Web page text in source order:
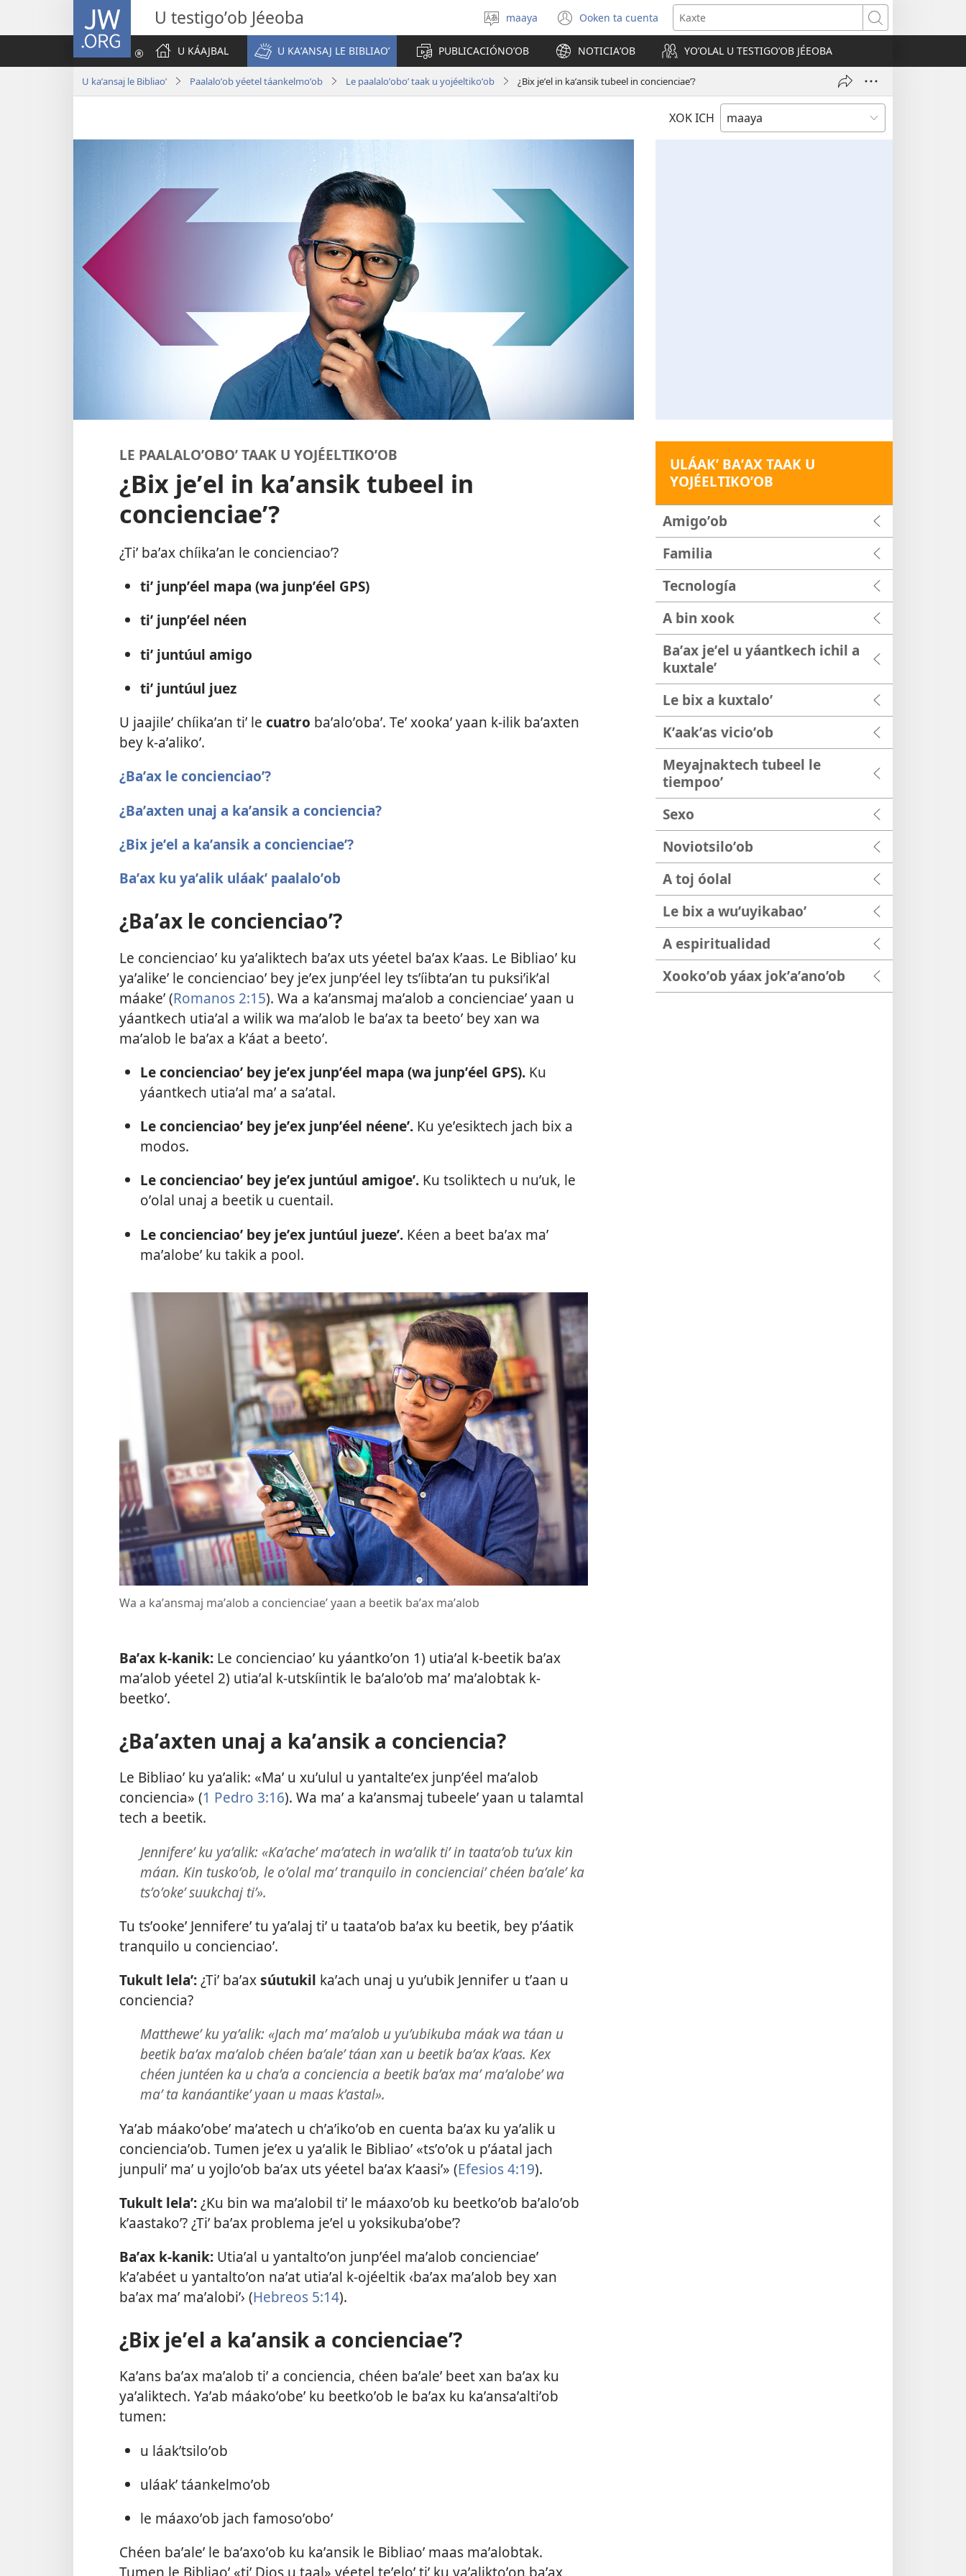
JW.ORG U testigoʼob Jéeoba
Yéey
u
idiomail
maaya Ooken ta cuenta
(opens
new
window)
Kaxte
U KÁAJBAL
U KAʼANSAJ LE BIBLIAOʼ PUBLICACIÓNOʼOB NOTICIAʼOB YOʼOLAL U TESTIGOʼOB JÉEOBA
U kaʼansaj le Bibliaoʼ Paalaloʼob yéetel táankelmoʼob Le paalaloʼoboʼ taak u yojéeltikoʼob ¿Bix jeʼel in kaʼansik tubeel in concienciaeʼ?
XOK ICH
LE PAALALOʼOBOʼ TAAK U YOJÉELTIKOʼOB
¿Bix jeʼel in kaʼansik tubeel in
concienciaeʼ?
¿Tiʼ baʼax chíikaʼan le concienciaoʼ?
tiʼ junpʼéel mapa (wa junpʼéel GPS)
tiʼ junpʼéel néen
tiʼ juntúul amigo
tiʼ juntúul juez
U jaajileʼ chíikaʼan tiʼ le cuatro baʼaloʼobaʼ. Teʼ xookaʼ yaan k-ilik baʼaxten
bey k-aʼalikoʼ.
¿Baʼax le concienciaoʼ?
¿Baʼaxten unaj a kaʼansik a conciencia?
¿Bix jeʼel a kaʼansik a concienciaeʼ?
Baʼax ku yaʼalik uláakʼ paalaloʼob
¿Baʼax le concienciaoʼ?
Le concienciaoʼ ku yaʼaliktech baʼax uts yéetel baʼax kʼaas. Le Bibliaoʼ ku
yaʼalikeʼ le concienciaoʼ bey jeʼex junpʼéel ley tsʼíibtaʼan tu puksiʼikʼal
máakeʼ (Romanos 2:15). Wa a kaʼansmaj maʼalob a concienciaeʼ yaan u
yáantkech utiaʼal a wilik wa maʼalob le baʼax ta beetoʼ bey xan wa
maʼalob le baʼax a kʼáat a beetoʼ.
Le concienciaoʼ bey jeʼex junpʼéel mapa (wa junpʼéel GPS).Ku
yáantkech utiaʼal maʼ a saʼatal.
Le concienciaoʼ bey jeʼex junpʼéel néeneʼ.Ku yeʼesiktech jach bix a
modos.
Le concienciaoʼ bey jeʼex juntúul amigoeʼ.Ku tsoliktech u nuʼuk, le
oʼolal unaj a beetik u cuentail.
Le concienciaoʼ bey jeʼex juntúul juezeʼ.Kéen a beet baʼax maʼ
maʼalobeʼ ku takik a pool.
Wa a kaʼansmaj maʼalob a concienciaeʼ yaan a beetik baʼax maʼalob
Baʼax k-kanik: Le concienciaoʼ ku yáantkoʼon 1) utiaʼal k-beetik baʼax
maʼalob yéetel 2) utiaʼal k-utskíintik le baʼaloʼob maʼ maʼalobtak k-
beetkoʼ.
¿Baʼaxten unaj a kaʼansik a conciencia?
Le Bibliaoʼ ku yaʼalik: «Maʼ u xuʼulul u yantalteʼex junpʼéel maʼalob
conciencia» (1 Pedro 3:16). Wa maʼ a kaʼansmaj tubeeleʼ yaan u talamtal
tech a beetik.
Jennifereʼ ku yaʼalik: «Kaʼacheʼ maʼatech in waʼalik tiʼ in taataʼob tuʼux kin
máan. Kin tuskoʼob, le oʼolal maʼ tranquilo in concienciaiʼ chéen baʼaleʼ ka
tsʼoʼokeʼ suukchaj tiʼ».
Tu tsʼookeʼ Jennifereʼ tu yaʼalaj tiʼ u taataʼob baʼax ku beetik, bey pʼáatik
tranquilo u concienciaoʼ.
Tukult lelaʼ:¿Tiʼ baʼaxsúutukil kaʼach unaj u yuʼubik Jennifer u tʼaan u
conciencia?
Mattheweʼ ku yaʼalik: «Jach maʼ maʼalob u yuʼubikuba máak wa táan u
beetik baʼax maʼalob chéen baʼaleʼ táan xan u beetik baʼax kʼaas. Kex
chéen juntéen ka u chaʼa a conciencia a beetik baʼax maʼ maʼalobeʼ wa
maʼ ta kanáantikeʼ yaan u maas kʼastal».
Yaʼab máakoʼobeʼ maʼatech u chʼaʼikoʼob en cuenta baʼax ku yaʼalik u
concienciaʼob. Tumen jeʼex u yaʼalik le Bibliaoʼ «tsʼoʼok u pʼáatal jach
junpuliʼ maʼ u yojloʼob baʼax uts yéetel baʼax kʼaasiʼ» (Efesios 4:19).
Tukult lelaʼ:¿Ku bin wa maʼalobil tiʼ le máaxoʼob ku beetkoʼob baʼaloʼob
kʼaastakoʼ? ¿Tiʼ baʼax problema jeʼel u yoksikubaʼobeʼ?
Baʼax k-kanik: Utiaʼal u yantaltoʼon junpʼéel maʼalob concienciaeʼ
kʼaʼabéet u yantaltoʼon naʼat utiaʼal k-ojéeltik ‹baʼax maʼalob bey xan
baʼax maʼ maʼalobiʼ› (Hebreos 5:14).
¿Bix jeʼel a kaʼansik a concienciaeʼ?
Kaʼans baʼax maʼalob tiʼ a conciencia, chéen baʼaleʼ beet xan baʼax ku
yaʼaliktech. Yaʼab máakoʼobeʼ ku beetkoʼob le baʼax ku kaʼansaʼaltiʼob
tumen:
u láakʼtsiloʼob
uláakʼ táankelmoʼob
le máaxoʼob jach famosoʼoboʼ
Chéen baʼaleʼ le baʼaxoʼob ku kaʼansik le Bibliaoʼ maas maʼalobtak.
ULÁAKʼ BAʼAX TAAK U
YOJÉELTIKOʼOB
Amigoʼob
Familia
Tecnología
A bin xook
Baʼax jeʼel u yáantkech ichil a
kuxtaleʼ
Le bix a kuxtaloʼ
Kʼaakʼas vicioʼob
Meyajnaktech tubeel le
tiempooʼ
Sexo
Noviotsiloʼob
A toj óolal
Le bix a wuʼuyikabaoʼ
A espiritualidad
Xookoʼob yáax jokʼaʼano’ob